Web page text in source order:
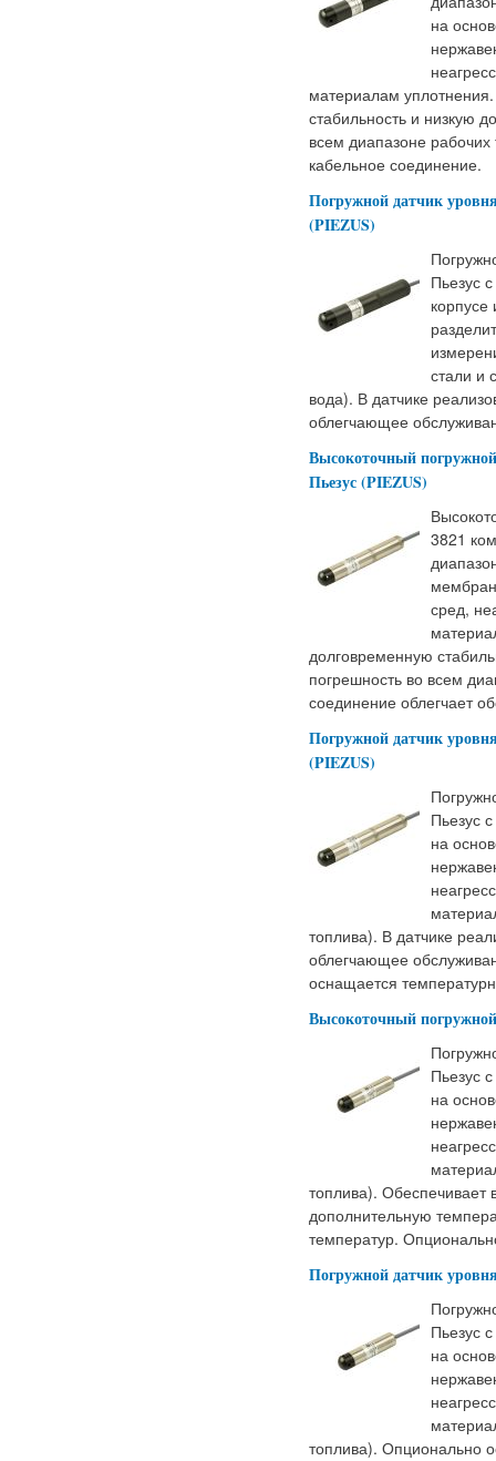
на
материалам
стабильность и низкую
всем диапазоне
кабельное соединение.
Погружной датчик
(PIEZUS)
Пьезус
стали и
вода). В датчике
облегчающее
Высокоточный
Пьезус (PIEZUS)
3821
сред,
долговременную
погрешность во всем
соединение облегчает
Погружной датчик
(PIEZUS)
Пьезус
на
топлива). В датчике
облегчающее
оснащается
Высокоточный
Пьезус
на
топлива). Обеспечивает
дополнительную
температур.
Погружной датчик
Пьезус
на
топлива). Опционально